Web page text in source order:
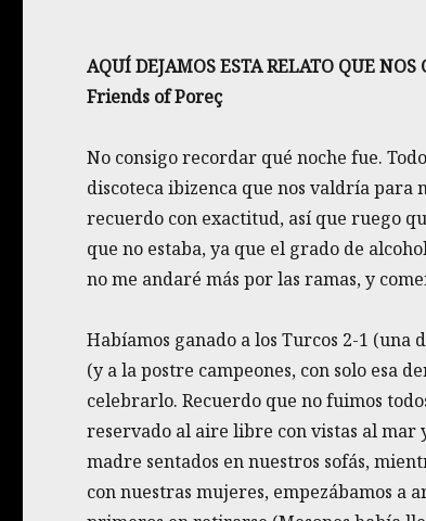
AQUÍ DEJAMOS ESTA RELATO QUE
Friends of Poreç
No consigo recordar qué noche fue.
discoteca ibizenca que nos valdría
recuerdo con exactitud, así que ruego
que no estaba, ya que el grado de
no me andaré más por las ramas, y
Habíamos ganado a los Turcos 2-1 (una
(y a la postre campeones, con solo esa
celebrarlo. Recuerdo que no fuimos
reservado al aire libre con vistas al mar
madre sentados en nuestros sofás,
con nuestras mujeres, empezábamos a